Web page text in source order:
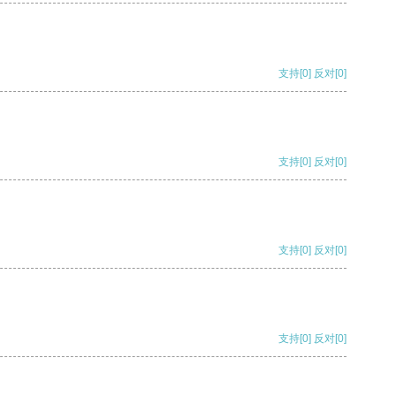
支持[0] 反对[0]
支持[0] 反对[0]
支持[0] 反对[0]
支持[0] 反对[0]